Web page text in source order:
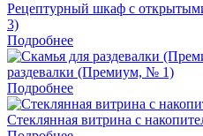
Рецептурный шкаф с
3)
Подробнее
раздевалки (Премиум, № 1)
Подробнее
Стеклянная витрина с